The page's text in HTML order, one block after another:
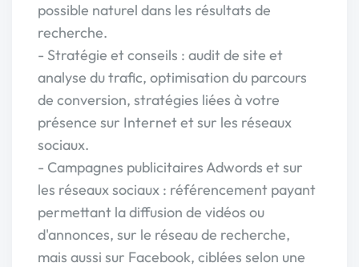
possible naturel dans les résultats de
recherche.
- Stratégie et conseils : audit de site et
analyse du trafic, optimisation du parcours
de conversion, stratégies liées à votre
présence sur Internet et sur les réseaux
sociaux.
- Campagnes publicitaires Adwords et sur
les réseaux sociaux : référencement payant
permettant la diffusion de vidéos ou
d'annonces, sur le réseau de recherche,
mais aussi sur Facebook, ciblées selon une